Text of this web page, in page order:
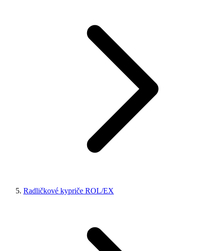
Radličkové kypriče ROL/EX